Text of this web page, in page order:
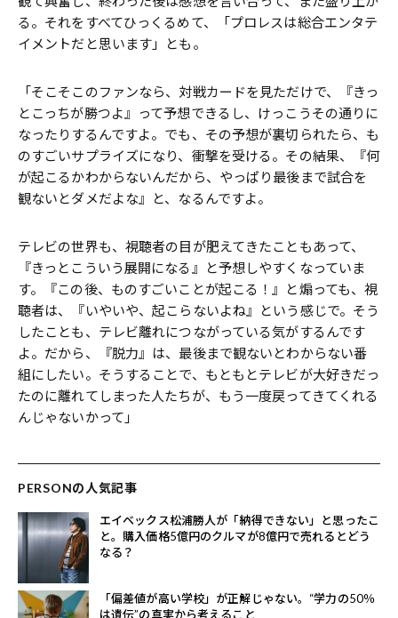
る。それをすべてひっくるめて、「プロレスは総合エンタテ
イメントだと思います」とも。
「そこそこのファンなら、対戦カードを見ただけで、『きっ
とこっちが勝つよ』って予想できるし、けっこうその通りに
なったりするんですよ。でも、その予想が裏切られたら、も
のすごいサプライズになり、衝撃を受ける。その結果、『何
が起こるかわからないんだから、やっぱり最後まで試合を
観ないとダメだよな』と、なるんですよ。
テレビの世界も、視聴者の目が肥えてきたこともあって、
『きっとこういう展開になる』と予想しやすくなっていま
す。『この後、ものすごいことが起こる！』と煽っても、視
聴者は、『いやいや、起こらないよね』という感じで。そう
したことも、テレビ離れにつながっている気がするんです
よ。だから、『脱力』は、最後まで観ないとわからない番
組にしたい。そうすることで、もともとテレビが大好きだっ
たのに離れてしまった人たちが、もう一度戻ってきてくれる
んじゃないかって」
PERSONの人気記事
エイベックス松浦勝人が「納得できない」と思ったこ
と。購入価格5億円のクルマが8億円で売れるとどう
なる？
「偏差値が高い学校」が正解じゃない。“学力の50％
は遺伝”の真実から考えること